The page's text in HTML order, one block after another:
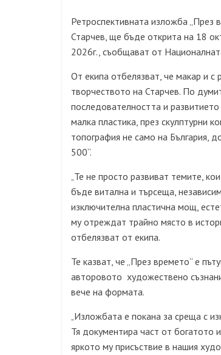
Ретроспективната изложба „През
Старчев, ще бъде открита на 18
2026г., съобщават от
От екипа отбелязват, че макар и с
творчеството на Старчев. По
последователността и
малка пластика, през скулптурни
топография не само на България,
500“.
„Те не просто развиват темите,
бъде витална и търсеща,
изключителна пластична мощ,
му отреждат трайно място в
отбелязват от екипа.
Те казват, че „През времето“ е
авторовото художествено
вече на формата.
„Изложбата е покана за среща с
Тя документира част от богатото
яркото му присъствие в нашия